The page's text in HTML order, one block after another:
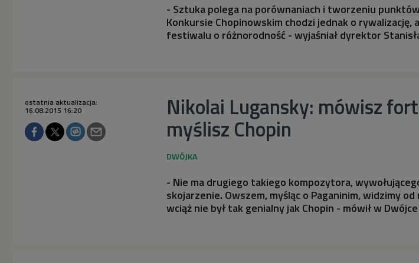
- Sztuka polega na porównaniach i tworzeniu
Konkursie Chopinowskim chodzi jednak o rywalizację,
festiwalu o różnorodność - wyjaśniał dyrektor
Nikolai Lugansky: mówisz
myślisz Chopin
ostatnia aktualizacja:
16.08.2015 16:20
- Nie ma drugiego takiego kompozytora,
skojarzenie. Owszem, myśląc o Paganinim, widzimy
wciąż nie był tak genialny jak Chopin - mówił w